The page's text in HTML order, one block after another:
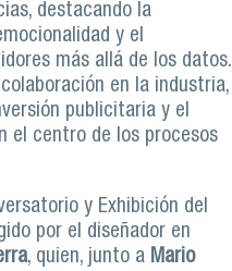
destacando la
y el
más allá de los datos.
en la industria,
publicitaria y el
el centro de los procesos
y Exhibición del
por el diseñador en
, quien, junto a Mario